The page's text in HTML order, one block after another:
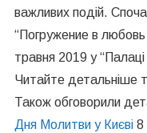
важливих подій.
“Погружение в любовь
травня 2019 у
Читайте детальніше
Також обговорили
Дня Молитви у Києві8